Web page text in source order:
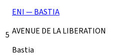
5
ENI — BASTIA
AVENUE DE LA LIBERATION
Bastia